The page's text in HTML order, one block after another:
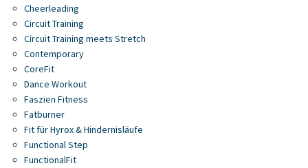
Cheerleading
Circuit Training
Circuit Training meets Stretch
Contemporary
CoreFit
Dance Workout
Faszien Fitness
Fatburner
Fit für Hyrox & Hindernisläufe
Functional Step
FunctionalFit